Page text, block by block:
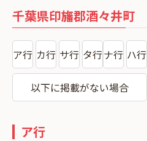
千葉県印旛郡酒々井町
ア行 カ行 サ行 タ行ナ行 ハ行
以下に掲載がない場合
ア行